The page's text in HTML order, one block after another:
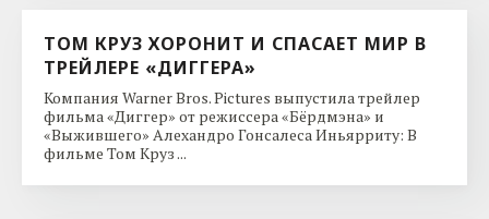
ТОМ КРУЗ ХОРОНИТ И СПАСАЕТ МИР В
ТРЕЙЛЕРЕ «ДИГГЕРА»
Компания Warner Bros. Pictures выпустила трейлер
фильма «Диггер» от режиссера «Бёрдмэна» и
«Выжившего» Алехандро Гонсалеса Иньярриту: В
фильме Том Круз ...